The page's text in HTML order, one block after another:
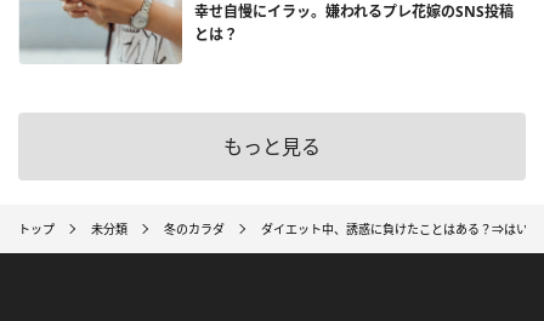
幸せ自慢にイラッ。嫌われるプレ花嫁のSNS投稿
とは？
もっと見る
トップ 未分類 冬のカラダ ダイエット中、誘惑に負けたことはある？⇒はい